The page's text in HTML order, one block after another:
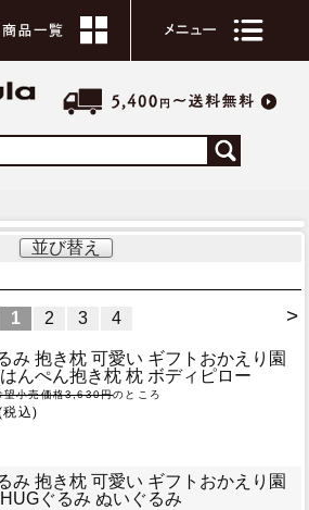
並び替え
>
1 2 3 4
み 抱き枕 可愛い ギフト おかえり園
んぺん抱き枕 枕 ボディピロー
望小売価格3,630円のところ
税込)
み 抱き枕 可愛い ギフト おかえり園
ぐるみ ぬいぐるみ